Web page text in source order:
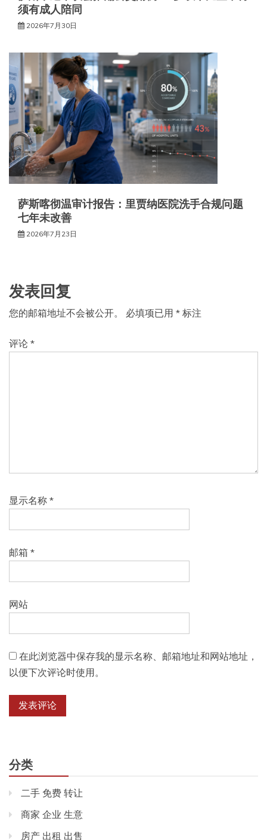
须有成人陪同
2026年7月30日
萨斯喀彻温审计报告：里贾纳医院洗手合规问题
七年未改善
2026年7月23日
发表回复
您的邮箱地址不会被公开。 必填项已用 * 标注
评论 *
显示名称 *
邮箱 *
网站
在此浏览器中保存我的显示名称、邮箱地址和网站地址，
以便下次评论时使用。
分类
二手 免费 转让
商家 企业 生意
房产 出租 出售